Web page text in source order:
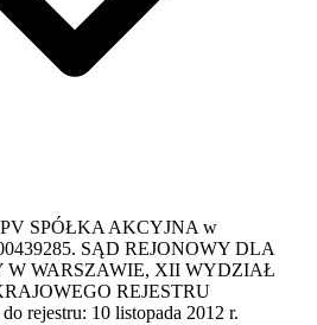
SPÓŁKA AKCYJNA w
SĄD REJONOWY DLA
W WARSZAWIE, XII WYDZIAŁ
REJESTRU
rejestru: 10 listopada 2012 r.